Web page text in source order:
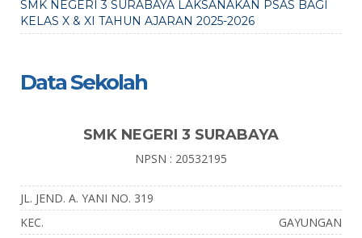
SMK NEGERI 3 SURABAYA LAKSANAKAN PSAS BAGI
KELAS X & XI TAHUN AJARAN 2025-2026
Data Sekolah
SMK NEGERI 3 SURABAYA
NPSN : 20532195
JL. JEND. A. YANI NO. 319
KEC.
GAYUNGAN